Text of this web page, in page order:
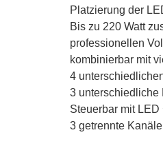
Platzierung der
Bis zu 220 Watt
professionellen
kombinierbar mit
4
3 unterschiedliche
Steuerbar mit LED
3 getrennte